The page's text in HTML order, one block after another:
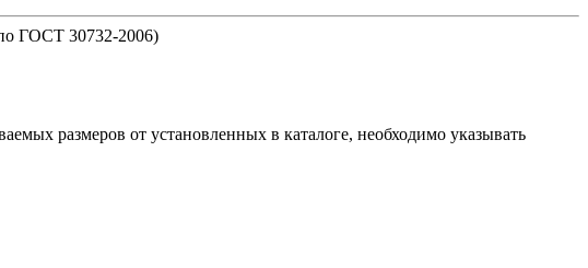
ГОСТ 30732-2006)
размеров от установленных в каталоге, необходимо указывать